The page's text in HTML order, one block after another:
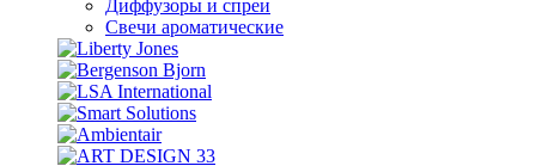
Диффузоры и спреи
Свечи ароматические